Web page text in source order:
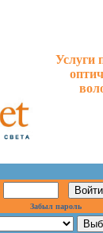
Услуги
Забыл пароль